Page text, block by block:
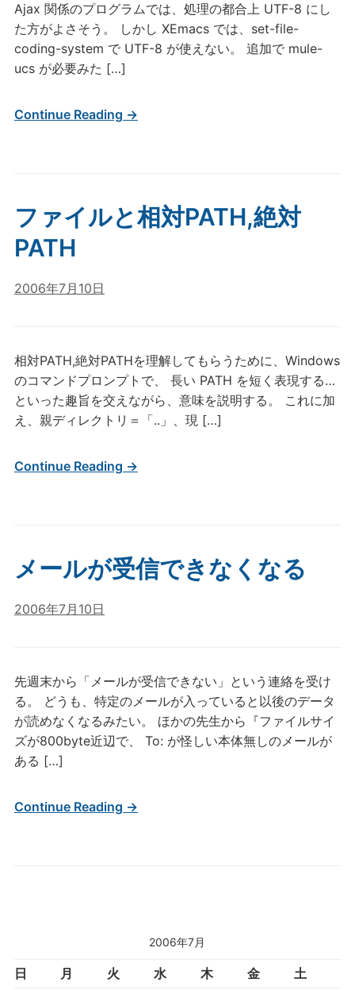
2006年7月
日 月 火 水 木 金 土
Ajax 関係のプログラムでは、処理の都合上 UTF-8 にし
た方がよさそう。 しかし XEmacs では、set-file-
coding-system で UTF-8 が使えない。 追加で mule-
ucs が必要みた […]
Continue Reading →
ファイルと相対PATH,絶対
PATH
2006年7月10日
相対PATH,絶対PATHを理解してもらうために、Windows
のコマンドプロンプトで、 長い PATH を短く表現する…
といった趣旨を交えながら、意味を説明する。 これに加
え、親ディレクトリ＝「..」、現 […]
Continue Reading →
メールが受信できなくなる
2006年7月10日
先週末から「メールが受信できない」という連絡を受け
る。 どうも、特定のメールが入っていると以後のデータ
が読めなくなるみたい。 ほかの先生から『ファイルサイ
ズが800byte近辺で、 To: が怪しい本体無しのメールが
ある […]
Continue Reading →